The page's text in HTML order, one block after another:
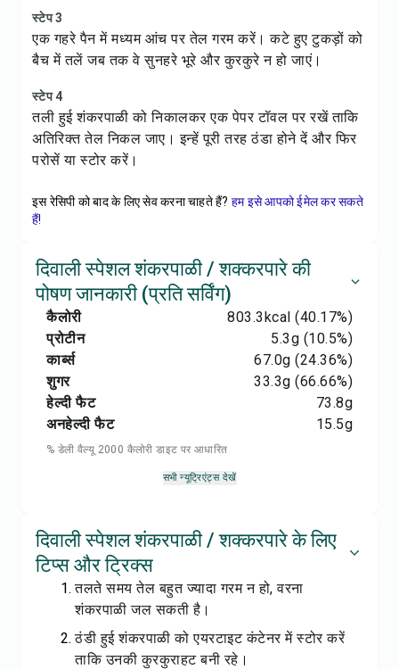
स्टेप 3
एक गहरे पैन में मध्यम आंच पर तेल गरम करें। कटे हुए टुकड़ों को
बैच में तलें जब तक वे सुनहरे भूरे और कुरकुरे न हो जाएं।
स्टेप 4
तली हुई शंकरपाळी को निकालकर एक पेपर टॉवल पर रखें ताकि
अतिरिक्त तेल निकल जाए। इन्हें पूरी तरह ठंडा होने दें और फिर
परोसें या स्टोर करें।
इस रेसिपी को बाद के लिए सेव करना चाहते हैं? हम इसे आपको ईमेल कर सकते
हैं!
दिवाली स्पेशल शंकरपाळी / शक्करपारे की
पोषण जानकारी (प्रति सर्विंग)
कैलोरी 803.3kcal (40.17%)
प्रोटीन
5.3g (10.5%)
कार्ब्स
67.0g (24.36%)
शुगर
33.3g (66.66%)
हेल्दी फैट
73.8g
अनहेल्दी फैट
15.5g
% डेली वैल्यू 2000 कैलोरी डाइट पर आधारित
सभी न्यूट्रिएंट्स देखें
दिवाली स्पेशल शंकरपाळी / शक्करपारे के लिए
टिप्स और ट्रिक्स
तलते समय तेल बहुत ज्यादा गरम न हो, वरना
शंकरपाळी जल सकती है।
ठंडी हुई शंकरपाळी को एयरटाइट कंटेनर में स्टोर करें
ताकि उनकी कुरकुराहट बनी रहे।